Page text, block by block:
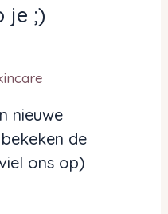
je ;)
nieuwe
de
ons op)